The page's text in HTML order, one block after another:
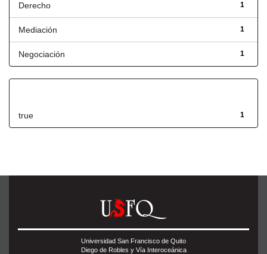
1
Derecho
1
Mediación
1
Negociación
1
true
Universidad San Francisco de Quito
Diego de Robles y Vía Interoceánica